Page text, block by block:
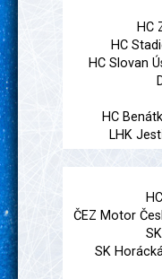
HC
HC
HC Slovan
HC
LHK
ČEZ Motor
SK